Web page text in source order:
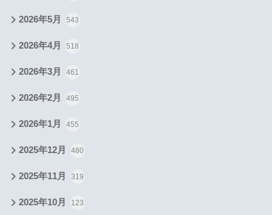
2026年5月 543
2026年4月 518
2026年3月 461
2026年2月 495
2026年1月 455
2025年12月 480
2025年11月 319
2025年10月 123